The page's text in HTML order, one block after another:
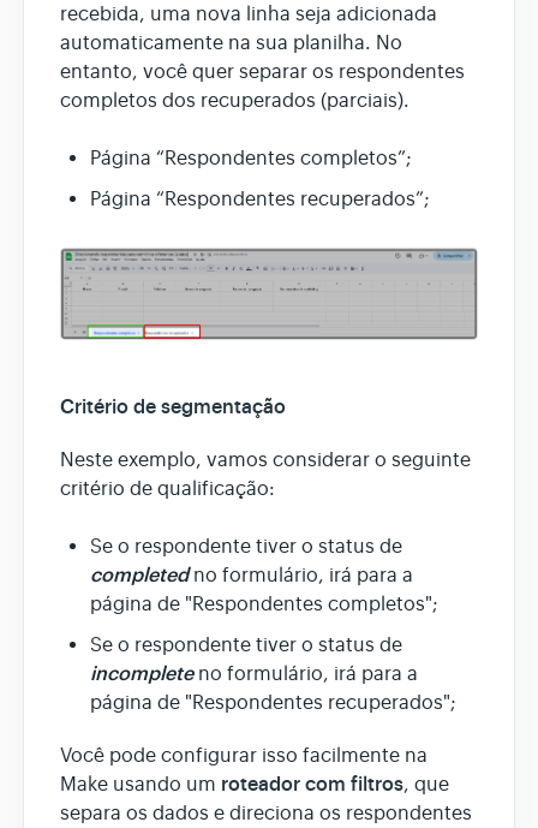
recebida, uma nova linha seja adicionada
automaticamente na sua planilha. No
entanto, você quer separar os respondentes
completos dos recuperados (parciais).
Página “Respondentes completos”;
Página “Respondentes recuperados”;
Critério de segmentação
Neste exemplo, vamos considerar o seguinte
critério de qualificação:
Se o respondente tiver o status de
completedno formulário, irá para a
página de "Respondentes completos";
Se o respondente tiver o status de
incompleteno formulário, irá para a
página de "Respondentes recuperados";
Você pode configurar isso facilmente na
Make usando um roteador com filtros, que
separa os dados e direciona os respondentes